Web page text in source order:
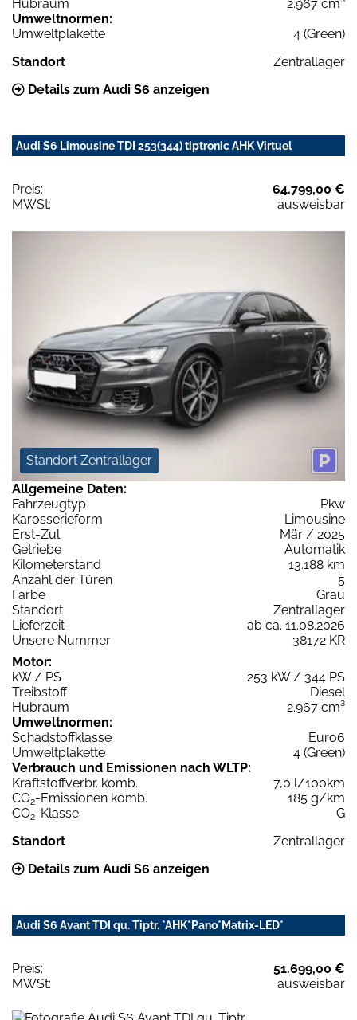
Hubraum
2.967 cm³
Umweltnormen:
Umweltplakette
4 (Green)
Standort
Zentrallager
Details zum Audi S6 anzeigen
Audi S6 Limousine TDI 253(344) tiptronic AHK Virtuel
Preis:
64.799,00 €
MWSt:
ausweisbar
Standort Zentrallager
Allgemeine Daten:
Fahrzeugtyp
Pkw
Karosserieform
Limousine
Erst-Zul.
Mär / 2025
Getriebe
Automatik
Kilometerstand
13.188 km
Anzahl der Türen
5
Farbe
Grau
Standort
Zentrallager
Lieferzeit
ab ca. 11.08.2026
Unsere Nummer
38172 KR
Motor:
kW / PS
253 kW / 344 PS
Treibstoff
Diesel
Hubraum
2.967 cm³
Umweltnormen:
Schadstoffklasse
Euro6
Umweltplakette
4 (Green)
Verbrauch und Emissionen nach WLTP:
Kraftstoffverbr. komb.
7,0 l/100km
CO2-Emissionen komb.
185 g/km
CO2-Klasse
G
Standort
Zentrallager
Details zum Audi S6 anzeigen
Audi S6 Avant TDI qu. Tiptr. *AHK*Pano*Matrix-LED*
Preis:
51.699,00 €
MWSt:
ausweisbar